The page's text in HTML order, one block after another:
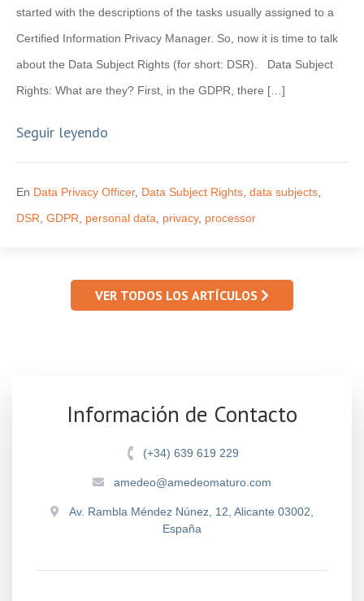
started with the descriptions of the tasks usually assigned to a
Certified Information Privacy Manager. So, now it is time to talk
about the Data Subject Rights (for short: DSR). Data Subject
Rights: What are they? First, in the GDPR, there […]
Seguir leyendo
En Data Privacy Officer, Data Subject Rights data subjects
DSR GDPR personal data privacy, processor
VER TODOS LOS ARTÍCULOS
Información de Contacto
(+34) 639 619 229
amedeo@amedeomaturo.com
Av. Rambla Méndez Núnez, 12, Alicante 03002,
España